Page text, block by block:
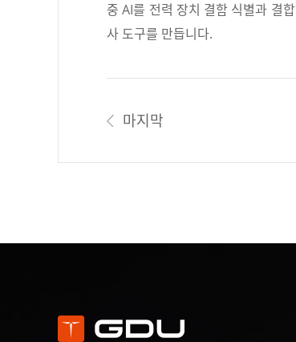
중 AI를 전력 장치 결함 식별과 결
사 도구를 만듭니다.
마지막